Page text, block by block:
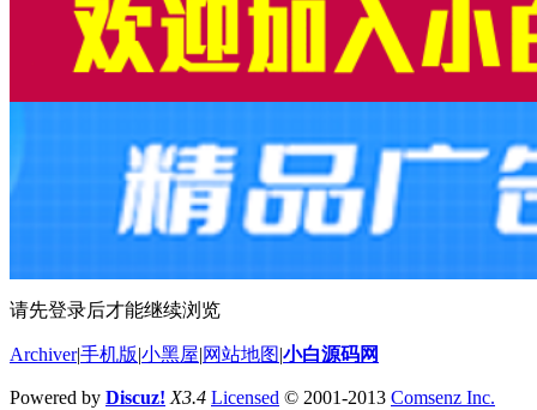
请先登录后才能继续浏览
Archiver|手机版 小黑屋 网站地图 小白源码网
Powered by Discuz! X3.4 Licensed © 2001-2013 Comsenz Inc.